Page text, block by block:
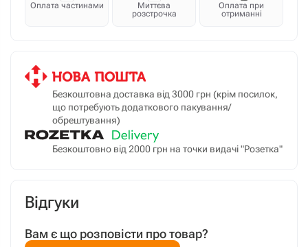
Оплата частинами
Миттєва
розстрочка
Оплата при
отриманні
Безкоштовна доставка від 3000 грн (крім посилок,
що потребують додаткового пакування/
обрештування)
Безкоштовно від 2000 грн на точки видачі "Розетка"
Відгуки
Вам є що розповісти про товар?